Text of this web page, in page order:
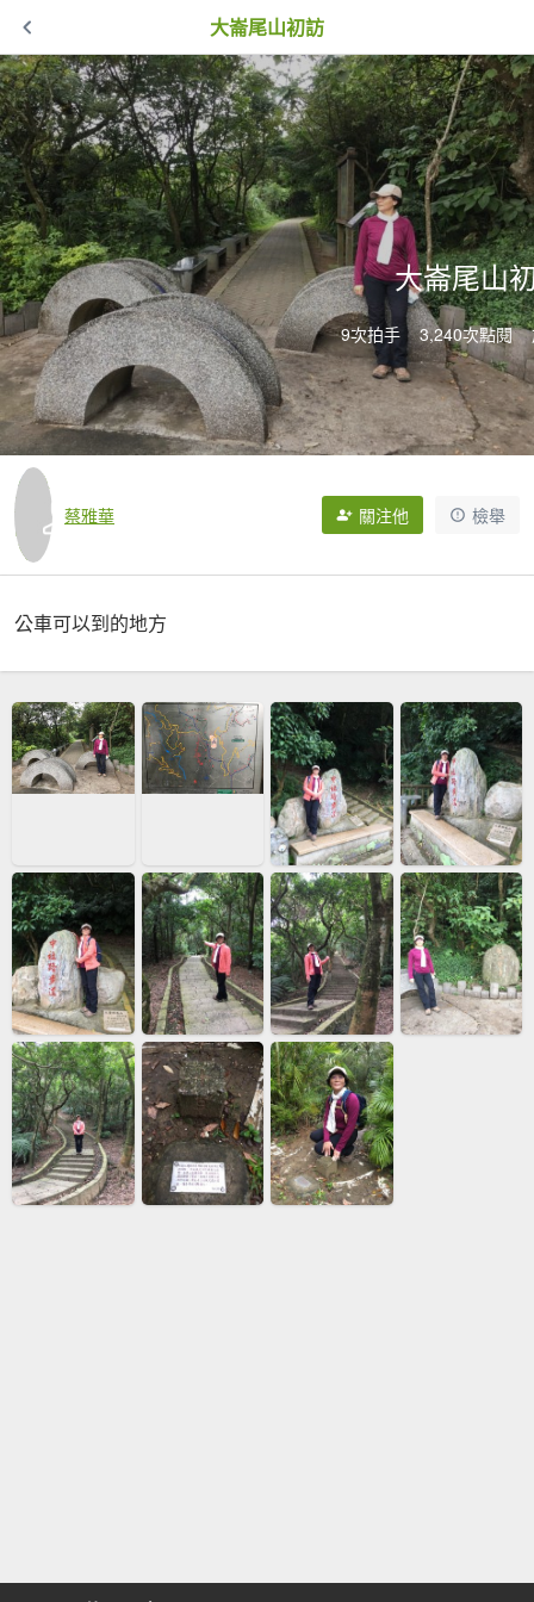
大崙尾山初訪
大崙尾山
9次拍手 3,240次點閱
蔡雅華 關注他 檢舉
公車可以到的地方